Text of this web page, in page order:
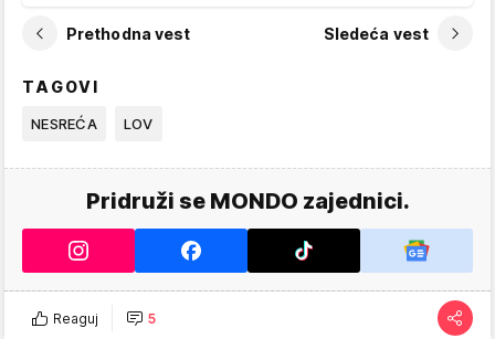
Prethodna vest Sledeća vest
TAGOVI
NESREĆA LOV
Pridruži se MONDO zajednici.
Reaguj 5